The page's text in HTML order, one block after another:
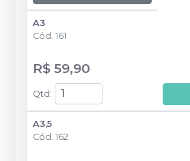
A3
Cód. 161
R$ 59,90
Qtd :
A3,5
Cód. 162